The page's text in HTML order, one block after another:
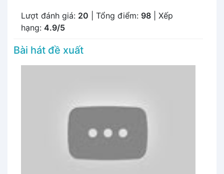
Lượt đánh giá: 20 | Tổng điểm: 98 | Xếp
hạng: 4.9/5
Bài hát đề xuất